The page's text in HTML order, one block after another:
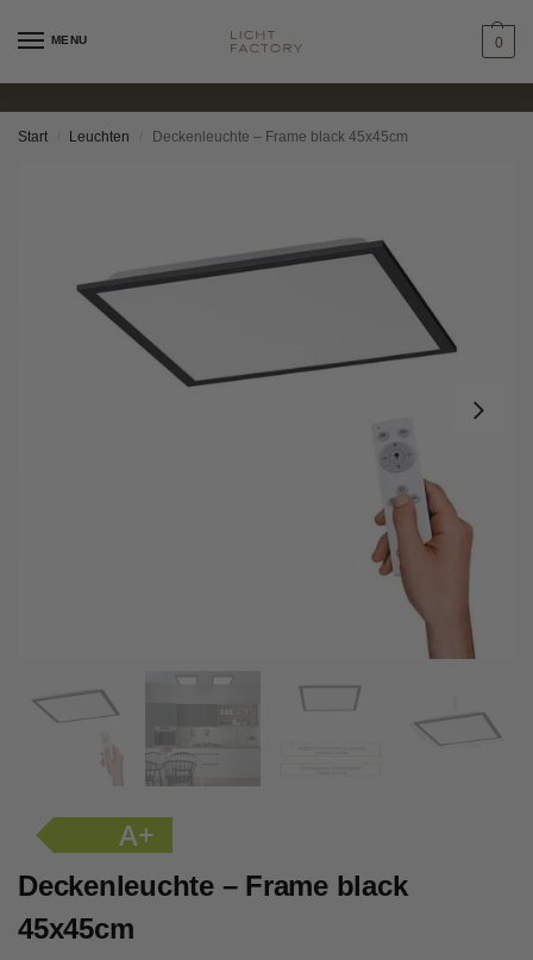
MENU 0
Start Leuchten Deckenleuchte – Frame black 45x45cm
A+
Deckenleuchte – Frame black
45x45cm